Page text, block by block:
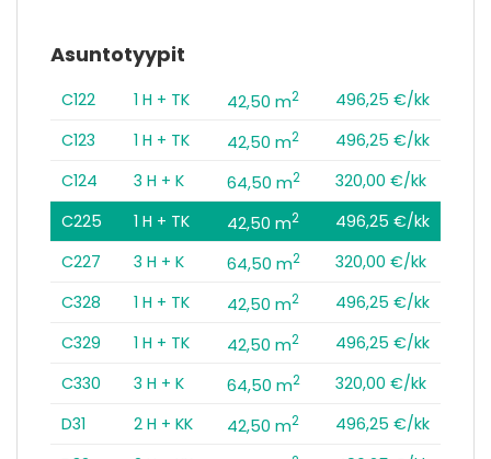
Asuntotyypit
C122 1 H + TK 42,50 m2
496,25 €/kk
C123
1 H + TK 42,50 m2
496,25 €/kk
C124
3 H + K 64,50 m2
320,00 €/kk
C225
1 H + TK 42,50 m2
496,25 €/kk
C227
3 H + K 64,50 m2
320,00 €/kk
C328
1 H + TK 42,50 m2
496,25 €/kk
C329
1 H + TK 42,50 m2
496,25 €/kk
C330
3 H + K 64,50 m2
320,00 €/kk
D31
2 H + KK 42,50 m2
496,25 €/kk